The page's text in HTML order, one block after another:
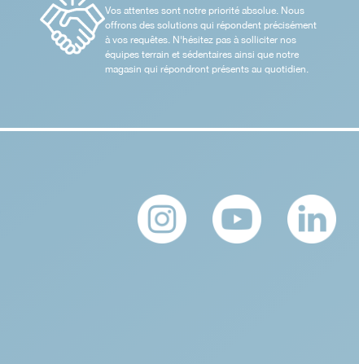
Vos attentes sont notre priorité absolue. Nous
offrons des solutions qui répondent précisément
à vos requêtes. N'hésitez pas à solliciter nos
équipes terrain et sédentaires ainsi que notre
magasin qui répondront présents au quotidien.